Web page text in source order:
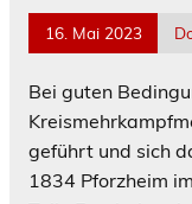
16. Mai 2023
Bei guten
geführt und sich
1834 Pforzheim